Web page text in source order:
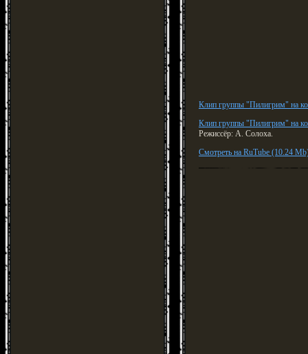
Клип группы "Пилигрим" на
Клип группы "Пилигрим" на
Режиссёр: А. Солоха.
Смотреть на RuTube (10.24